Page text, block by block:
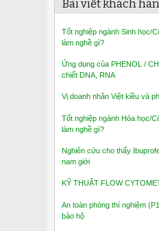
Bài viết khách
Tốt nghiệp ngành Sinh học/
làm nghề gì?
Ứng dụng của PHENOL /
chiết DNA, RNA
Vị doanh nhân Việt kiều và
Tốt nghiệp ngành Hóa học/
làm nghề gì?
Nghiên cứu cho thấy
nam giới
KỸ THUẬT FLOW
An toàn phòng thí nghiệm
bảo hộ